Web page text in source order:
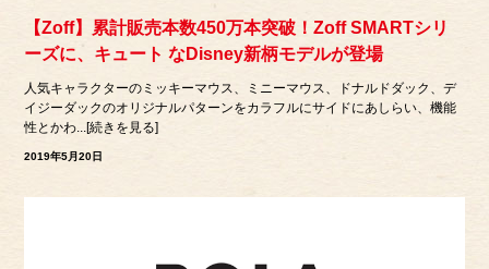
【Zoff】累計販売本数450万本突破！Zoff SMARTシリ
ーズに、キュート なDisney新柄モデルが登場
人気キャラクターのミッキーマウス、ミニーマウス、ドナルドダック、デ
イジーダックのオリジナルパターンをカラフルにサイドにあしらい、機能
性とかわ...[続きを見る]
2019年5月20日